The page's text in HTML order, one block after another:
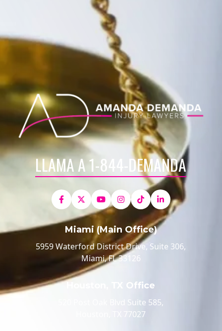
LLAMA A 1-844-DEMANDA
Miami (Main Office)
5959 Waterford District Drive, Suite 306,
Miami, FL 33126
Houston, TX Office
520 Post Oak Blvd Suite 585,
Houston, TX 77027